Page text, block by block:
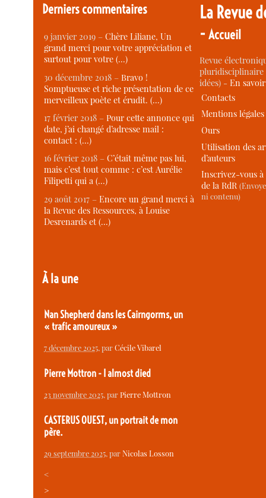
Derniers commentaires
9 janvier 2019 –Chère Liliane, Un
grand merci pour votre appréciation et
surtout pour votre (…)
30 décembre 2018 –Bravo !
Somptueuse et riche présentation de ce
merveilleux poète et érudit. (…)
17 février 2018 –Pour cette annonce qui
date, j’ai changé d’adresse mail :
contact : (…)
16 février 2018 –C’était même pas lui,
mais c’est tout comme : c’est Aurélie
Filipetti qui a (…)
29 août 2017 –Encore un grand merci à
la Revue des Ressources, à Louise
Desrenards et (…)
À la une
Nan Shepherd dans les Cairngorms, un
« trafic amoureux »
7 décembre 2025, parCécile Vibarel
Pierre Mottron - I almost died
23 novembre 2025, parPierre Mottron
CASTERUS OUEST, un portrait de mon
père.
29 septembre 2025, parNicolas Losson
<
>
La Revue
-Accueil
Revue
idées) -En
Contacts
Mentions légales
Ours
Utilisation des
d’auteurs
Inscrivez-vous
de la RdR
ni contenu)